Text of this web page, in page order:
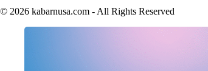
© 2026 kabarnusa.com - All Rights Reserved